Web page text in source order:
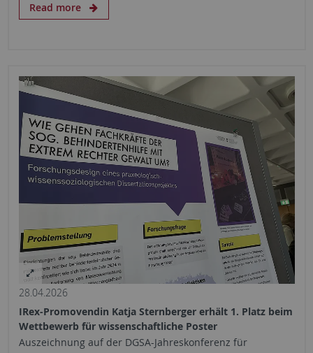
Read more
28.04.2026
IRex-Promovendin Katja Sternberger erhält 1. Platz beim
Wettbewerb für wissenschaftliche Poster
Auszeichnung auf der DGSA-Jahreskonferenz für